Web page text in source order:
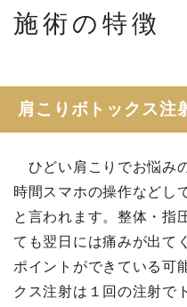
施術の特徴
肩こりボトックス注
ひどい肩こりでお悩み
時間スマホの操作などし
と言われます。整体・指
ても翌日には痛みが出て
ポイントができている可
クス注射は１回の注射で